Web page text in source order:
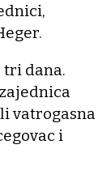
tri dana.
vatrogasna
i